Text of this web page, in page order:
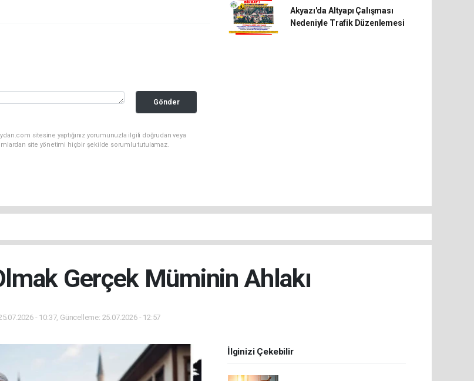
Gönder
sitesine yaptığınız yorumunuzla ilgili doğrudan veya
site yönetimi hiçbir şekilde sorumlu tutulamaz.
Akyazı'da Altyapı Çalışması
Nedeniyle Trafik Düzenlemesi
Gerçek Müminin Ahlakı
- 10:37, Güncelleme: 25.07.2026 - 12:57
İlginizi Çekebilir